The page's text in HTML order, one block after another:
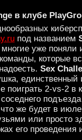
в клубе
под названием
уже поняли
которые
Sex
единственный
поиграть 2-vs-2
что же будет в
или просто
его